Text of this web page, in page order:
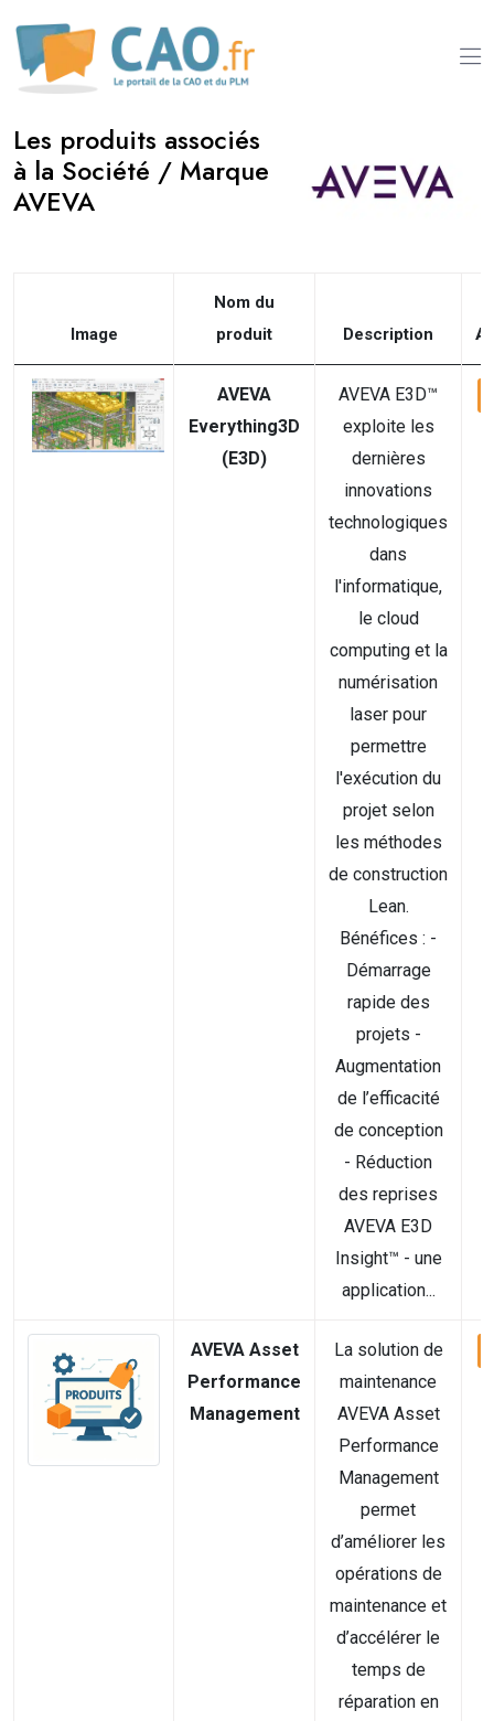
Les produits associés
à la Société / Marque
AVEVA
Image
Nom du
produit
Description
AVEVA
Everything3D
(E3D)
AVEVA E3D™
exploite les
dernières
innovations
technologiques
dans
l'informatique,
le cloud
computing et la
numérisation
laser pour
permettre
l'exécution du
projet selon
les méthodes
de construction
Lean.
Bénéfices : -
Démarrage
rapide des
projets -
Augmentation
de l’efficacité
de conception
- Réduction
des reprises
AVEVA E3D
Insight™ - une
application...
AVEVA Asset
Performance
Management
La solution de
maintenance
AVEVA Asset
Performance
Management
permet
d’améliorer les
opérations de
maintenance et
d’accélérer le
temps de
réparation en